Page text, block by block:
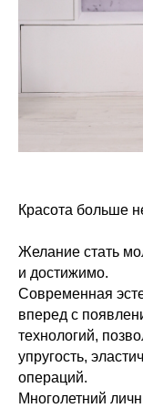
Красота больше
Желание стать
и достижимо.
Современная
вперед с
технологий,
упругость,
операций.
Многолетний